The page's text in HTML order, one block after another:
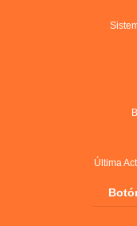
Última